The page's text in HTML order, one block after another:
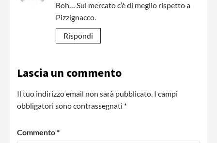
Boh… Sul mercato c’è di meglio rispetto a
Pizzignacco.
Rispondi
Lascia un commento
Il tuo indirizzo email non sarà pubblicato. I campi
obbligatori sono contrassegnati *
Commento*